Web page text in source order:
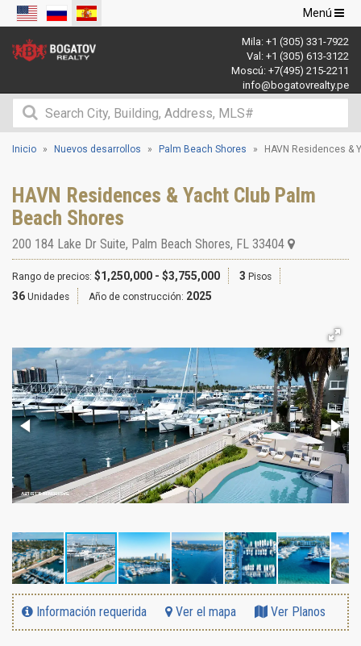
Navegación
de
palanca
Menú
Mila: +1 (305) 331-7922
Val: +1 (305) 613-3122
Moscú: +7(495) 215-2211
info@bogatovrealty.pe
Inicio Nuevos desarrollos Palm Beach Shores HAVN Residences &
HAVN Residences & Yacht Club Palm
Beach Shores
200 184 Lake Dr Suite, Palm Beach Shores, FL 33404
Rango de precios: $1,250,000 - $3,755,000 3 Pisos
36 Unidades Año de construcción: 2025
Información requerida Ver el mapa Ver Planos